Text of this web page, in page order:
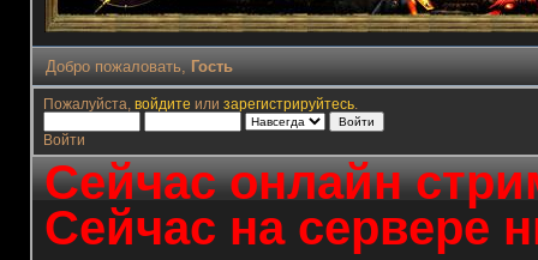
Добро пожаловать, Гость
Пожалуйста, войдите или зарегистрируйтесь.
Войти
Сейчас онлайн
Сейчас на сервере